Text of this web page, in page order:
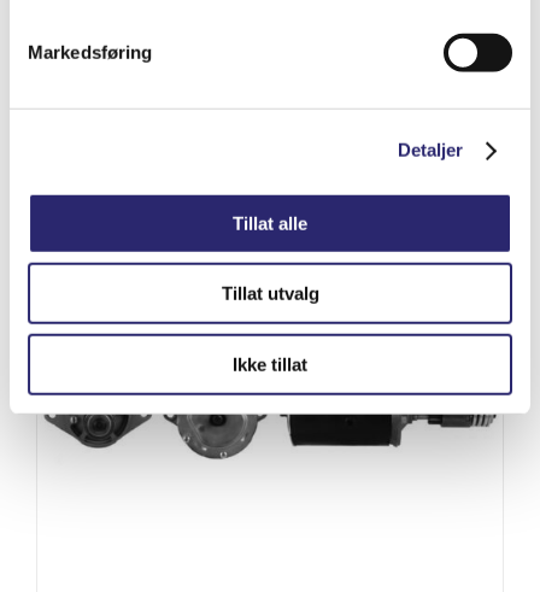
Markedsføring
Detaljer
Tillat alle
Tillat utvalg
Ikke tillat